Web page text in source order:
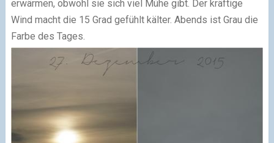
erwärmen, obwohl sie sich viel Mühe gibt. Der kräftige
Wind macht die 15 Grad gefühlt kälter. Abends ist Grau die
Farbe des Tages.